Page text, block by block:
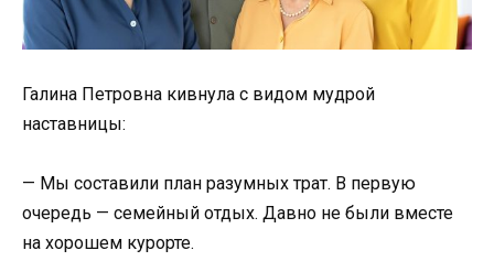
Галина Петровна кивнула с видом мудрой
наставницы:
— Мы составили план разумных трат. В первую
очередь — семейный отдых. Давно не были вместе
на хорошем курорте.